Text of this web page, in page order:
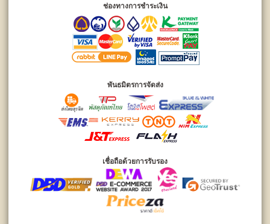
ช่องทางการชำระเงิน
พันธมิตรการจัดส่ง
เชื่อถือด้วยการรับรอง